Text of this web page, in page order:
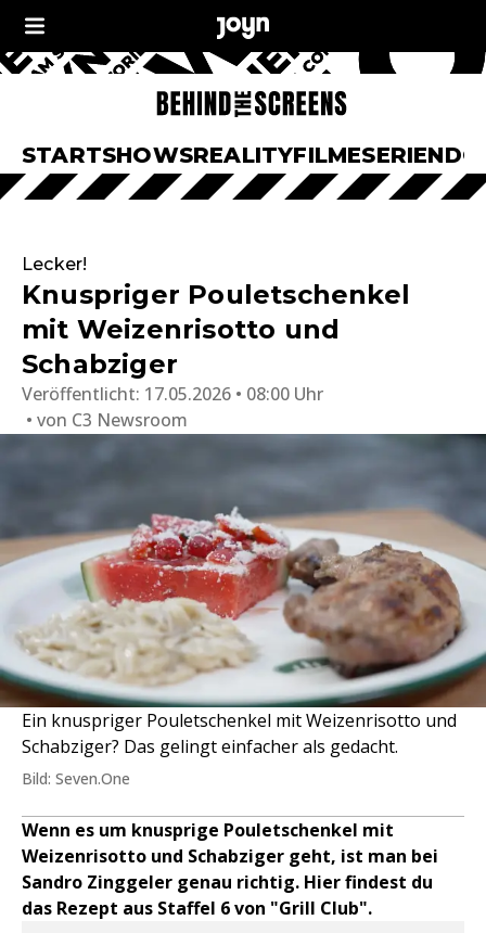
STARTSHOWSREALITYFILMESERIEN
Lecker!
Knuspriger Pouletschenkel
mit Weizenrisotto und
Schabziger
Veröffentlicht: 17.05.2026 • 08:00 Uhr
von C3 Newsroom
Ein knuspriger Pouletschenkel mit Weizenrisotto und
Schabziger? Das gelingt einfacher als gedacht.
Bild: Seven.One
Wenn es um knusprige Pouletschenkel mit
Weizenrisotto und Schabziger geht, ist man bei
Sandro Zinggeler genau richtig. Hier findest du
das Rezept aus Staffel 6 von "Grill Club".